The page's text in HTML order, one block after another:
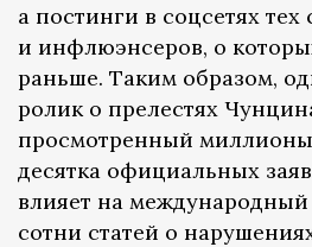
а постинги в соцсетях
и инфлюэнсеров, о
раньше. Таким образом,
ролик о прелестях
просмотренный миллионы
десятка официальных
влияет на
сотни статей о